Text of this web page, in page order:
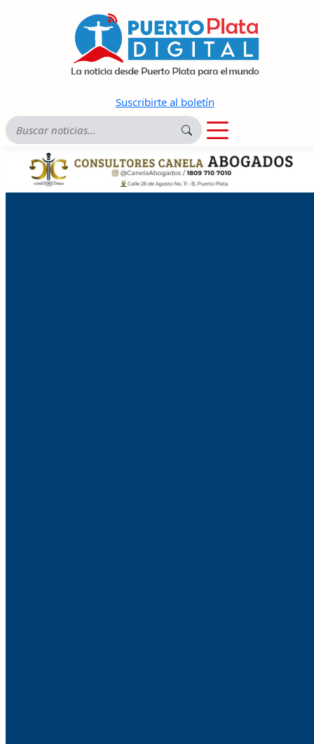
Suscribirte al boletín